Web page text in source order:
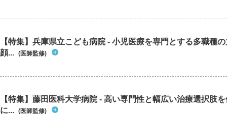
【特集】兵庫県立こども病院 - 小児医療を専門とする多職種
顔... (医師監修)
【特集】藤田医科大学病院 - 高い専門性と幅広い治療選択肢
に... (医師監修)